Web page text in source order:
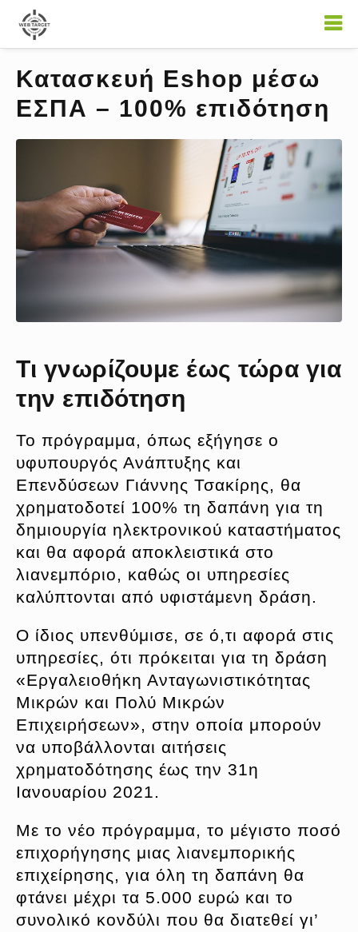
Κατασκευή Eshop μέσω
EΣΠΑ – 100% επιδότηση
Τι γνωρίζουμε έως τώρα για
την επιδότηση
Το πρόγραμμα, όπως εξήγησε ο
υφυπουργός Ανάπτυξης και
Επενδύσεων Γιάννης Τσακίρης, θα
χρηματοδοτεί 100% τη δαπάνη για τη
δημιουργία ηλεκτρονικού καταστήματος
και θα αφορά αποκλειστικά στο
λιανεμπόριο, καθώς οι υπηρεσίες
καλύπτονται από υφιστάμενη δράση.
Ο ίδιος υπενθύμισε, σε ό,τι αφορά στις
υπηρεσίες, ότι πρόκειται για τη δράση
«Εργαλειοθήκη Ανταγωνιστικότητας
Μικρών και Πολύ Μικρών
Επιχειρήσεων», στην οποία μπορούν
να υποβάλλονται αιτήσεις
χρηματοδότησης έως την 31η
Ιανουαρίου 2021.
Με το νέο πρόγραμμα, το μέγιστο ποσό
επιχορήγησης μιας λιανεμπορικής
επιχείρησης, για όλη τη δαπάνη θα
φτάνει μέχρι τα 5.000 ευρώ και το
συνολικό κονδύλι που θα διατεθεί γι’